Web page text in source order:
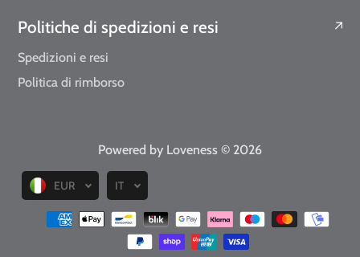
Politiche di spedizioni e resi
Spedizioni e resi
Politica di rimborso
Powered by Loveness © 2026
EUR IT